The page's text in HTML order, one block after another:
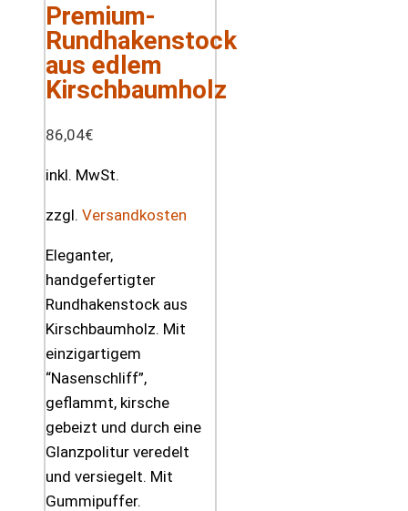
Premium-
Rundhakenstock
aus edlem
Kirschbaumholz
86,04€
inkl. MwSt.
zzgl. Versandkosten
Eleganter,
handgefertigter
Rundhakenstock aus
Kirschbaumholz. Mit
einzigartigem
“Nasenschliff”,
geflammt, kirsche
gebeizt und durch eine
Glanzpolitur veredelt
und versiegelt. Mit
Gummipuffer.